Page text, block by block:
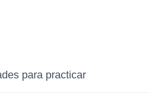
para practicar